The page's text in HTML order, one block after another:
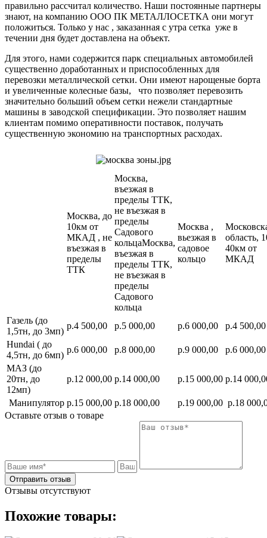
правильно рассчитал количество. Наши постоянные партнеры
знают, на компанию ООО ПК МЕТАЛЛОСЕТКА они могут
положиться. Только у нас , заказанная с утра сетка уже в
течении дня будет доставлена на объект.
Для этого, нами содержится парк специальных автомобилей
существенно доработанных и приспособленных для
перевозки металлической сетки. Они имеют нарощеные борта
и увеличенные колесные базы, что позволяет перевозить
значительно больший объем сетки нежели стандартные
машины в заводской спецификации. Это позволяет нашим
клиентам помимо оперативности поставок, получать
существенную экономию на транспортных расходах.
Москва, до
10км от
МКАД , не
въезжая в
пределы
ТТК
Москва,
въезжая в
пределы ТТК,
не въезжая в
пределы
Садового
кольцаМосква,
въезжая в
пределы ТТК,
не въезжая в
пределы
Садового
кольца
Москва ,
вьезжая в
садовое
кольцо
область,
40км от
МКАД
Газель (до
1,5тн, до 3мп)
р.4 500,00 р.5 000,00 р.6 000,00
р.4 500,00
Hundai ( до
4,5тн, до 6мп)
р.6 000,00 р.8 000,00 р.9 000,00
р.6 000,00
МАЗ (до
20тн, до
12мп)
р.12 000,00 р.14 000,00 р.15 000,00 р.14
Манипулятор р.15 000,00 р.18 000,00 р.19 000,00 р.18
Оставьте отзыв о товаре
Отправить отзыв
Отзывы отсутствуют
Похожие товары: